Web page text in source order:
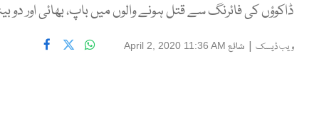
ڈاکوؤں کی فائرنگ سے قتل ہونے والوں میں باپ، بھائی اور دو
ویب ڈیسک | شائع April 2, 2020 11:36 AM